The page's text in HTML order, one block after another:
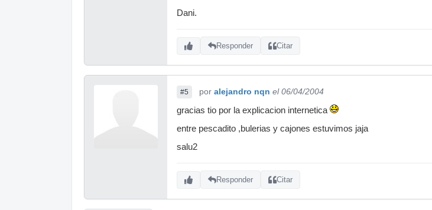
Dani.
Responder Citar
#5 por alejandro nqn el 06/04/2004
gracias tio por la explicacion internetica
entre pescadito ,bulerias y cajones estuvimos jaja
salu2
Responder Citar